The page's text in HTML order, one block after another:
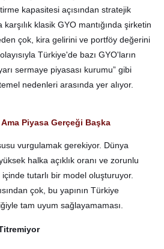
kapasitesi açısından stratejik
klasik GYO mantığında şirketin
çok, kira gelirini ve portföy değerini
Türkiye'de bazı GYO'ların
sermaye piyasası kurumu” gibi
nedenleri arasında yer alıyor.
Piyasa Gerçeği Başka
vurgulamak gerekiyor. Dünya
halka açıklık oranı ve zorunlu
tutarlı bir model oluşturuyor.
çok, bu yapının Türkiye
tam uyum sağlayamaması.